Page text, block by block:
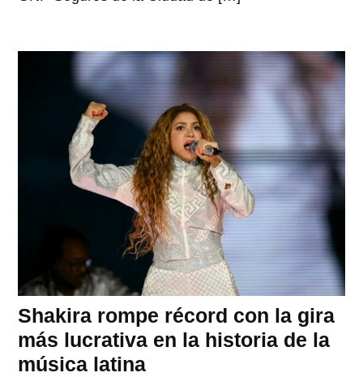
Shakira rompe récord con la gira
más lucrativa en la historia de la
música latina